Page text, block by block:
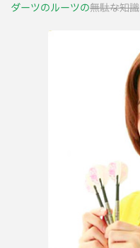
ダーツのルーツの無駄な知識